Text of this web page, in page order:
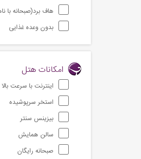
هاف برد(صبحانه با
بدون وعده غذایی
امکانات هتل
اینترنت با سرعت بالا
استخر سرپوشیده
بیزینس سنتر
سالن همایش
صبحانه رایگان